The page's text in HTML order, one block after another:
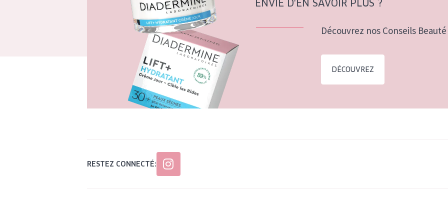
ENVIE D'EN SAVOIR PLUS ?
Découvrez nos Conseils
DÉCOUVREZ
RESTEZ CONNECTÉ: